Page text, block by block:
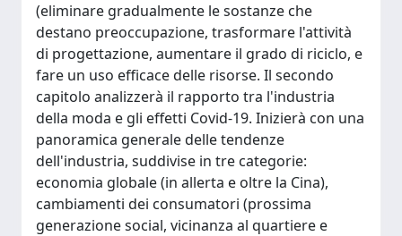
(eliminare gradualmente le sostanze che
destano preoccupazione, trasformare l'attività
di progettazione, aumentare il grado di riciclo, e
fare un uso efficace delle risorse. Il secondo
capitolo analizzerà il rapporto tra l'industria
della moda e gli effetti Covid-19. Inizierà con una
panoramica generale delle tendenze
dell'industria, suddivise in tre categorie:
economia globale (in allerta e oltre la Cina),
cambiamenti dei consumatori (prossima
generazione social, vicinanza al quartiere e